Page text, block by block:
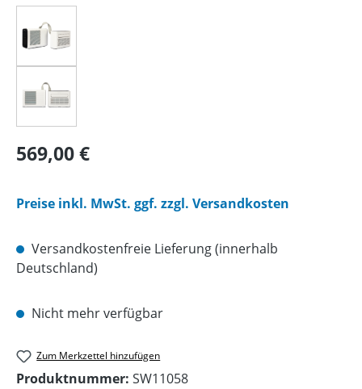
Regulärer Preis:
569,00 €
Preise inkl. MwSt. ggf. zzgl. Versandkosten
Versandkostenfreie Lieferung (innerhalb
Deutschland)
Nicht mehr verfügbar
Zum Merkzettel hinzufügen
Produktnummer: SW11058